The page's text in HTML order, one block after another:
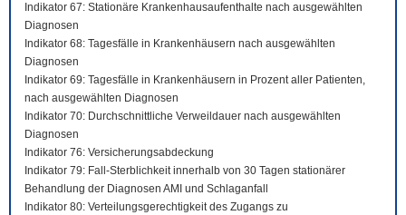
Indikator 67: Stationäre Krankenhausaufenthalte nach ausgewählten
Diagnosen
Indikator 68: Tagesfälle in Krankenhäusern nach ausgewählten
Diagnosen
Indikator 69: Tagesfälle in Krankenhäusern in Prozent aller Patienten,
nach ausgewählten Diagnosen
Indikator 70: Durchschnittliche Verweildauer nach ausgewählten
Diagnosen
Indikator 76: Versicherungsabdeckung
Indikator 79: Fall-Sterblichkeit innerhalb von 30 Tagen stationärer
Behandlung der Diagnosen AMI und Schlaganfall
Indikator 80: Verteilungsgerechtigkeit des Zugangs zu